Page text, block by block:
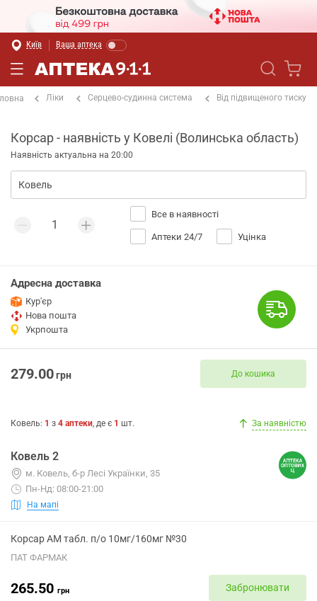
Київ Ваша аптека
Ліки Серцево-судинна система Від підвищеного тиску
Корсар - наявність у Ковелі (Волинська область)
Наявність актуальна на 20:00
Все в наявності
Аптеки 24/7 Уцінка
Адресна доставка
Кур'єр
Нова пошта
Укрпошта
279.00грн До кошика
Ковель: 1 з 4 аптеки, де є 1 шт. За наявністю
Ковель 2
м. Ковель, б-р Лесі Українки, 35
Пн-Нд: 08:00-21:00
На мапі
Корсар АМ табл. п/о 10мг/160мг №30
ПАТ ФАРМАК
265.50 грн Забронювати